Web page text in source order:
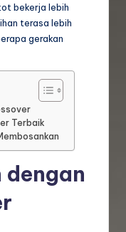
bekerja lebih
terasa lebih
gerakan
Terbaik